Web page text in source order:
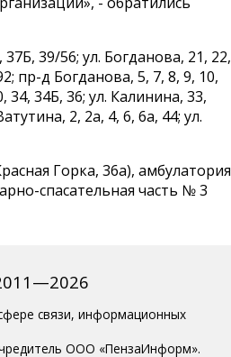
39/56; ул. Богданова, 21, 22,
пр-д Богданова, 5, 7, 8, 9, 10,
34, 34Б, 36; ул. Калинина, 33,
2, 2а, 4, 6, 6а, 44; ул.
Горка, 36а), амбулатория
спасательная часть № 3
связи, информационных
ООО «ПензаИнформ».